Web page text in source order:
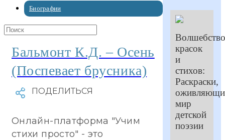
Биографии
Бальмонт К.Д. – Осень
(Поспевает брусника)
Онлайн-платформа "Учим
стихи просто" - это
Волшебство
красок
и
стихов:
Раскраски,
мир
детской
поэзии